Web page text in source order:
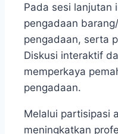
Pada sesi lanjutan
pengadaan
pengadaan, serta
Diskusi interaktif
memperkaya
pengadaan.
Melalui partisipasi
meningkatkan